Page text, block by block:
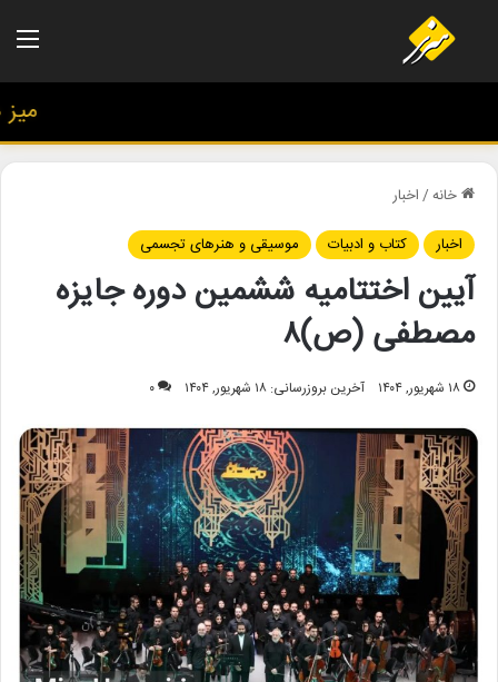
میز
خانه/اخبار
اخبار
کتاب و ادبیات موسیقی و هنرهای تجسمی
آیین اختتامیه ششمین دوره جایزه
مصطفی (ص)۸
۱۸ شهریور, ۱۴۰۴ آخرین بروزرسانی: ۱۸ شهریور, ۱۴۰۴ ۰